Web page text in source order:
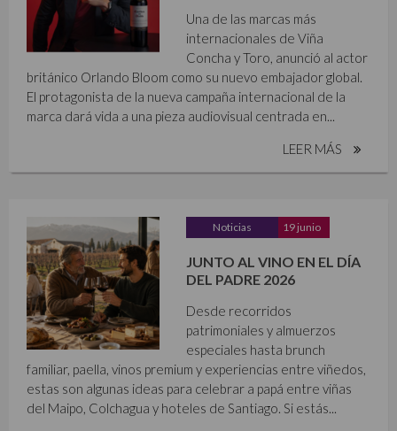
Una de las marcas más
internacionales de Viña
Concha y Toro, anunció al actor
británico Orlando Bloom como su nuevo embajador global.
El protagonista de la nueva campaña internacional de la
marca dará vida a una pieza audiovisual centrada en...
LEER MÁS
Noticias 19 junio
JUNTO AL VINO EN EL DÍA
DEL PADRE 2026
Desde recorridos
patrimoniales y almuerzos
especiales hasta brunch
familiar, paella, vinos premium y experiencias entre viñedos,
estas son algunas ideas para celebrar a papá entre viñas
del Maipo, Colchagua y hoteles de Santiago. Si estás...